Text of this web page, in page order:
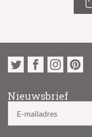
Nieuwsbrief
E-mailadres